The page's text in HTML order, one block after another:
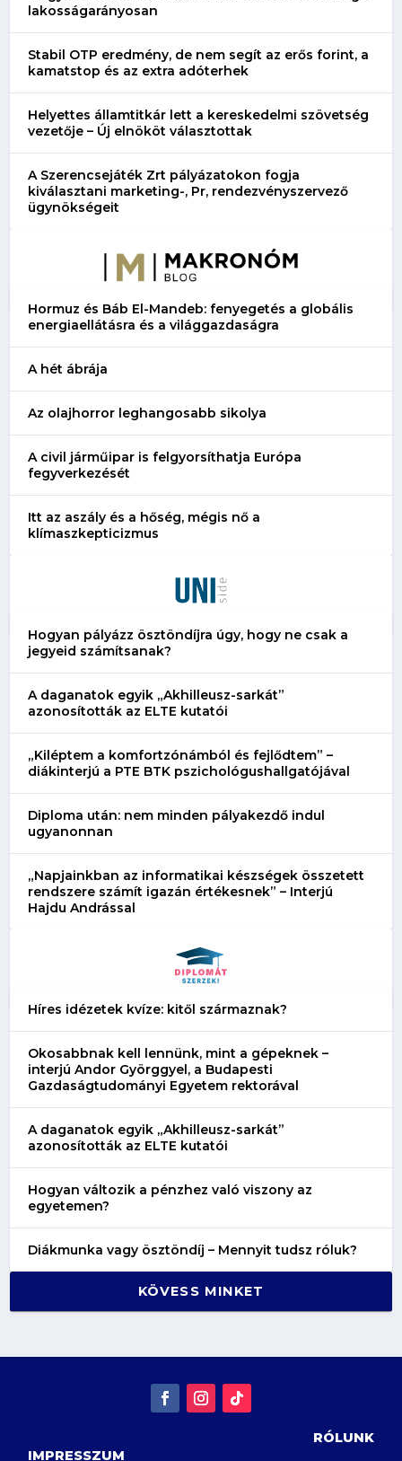
lakosságarányosan
Stabil OTP eredmény, de nem segít az erős forint, a
kamatstop és az extra adóterhek
Helyettes államtitkár lett a kereskedelmi szövetség
vezetője – Új elnököt választottak
A Szerencsejáték Zrt pályázatokon fogja
kiválasztani marketing-, Pr, rendezvényszervező
ügynökségeit
Hormuz és Báb El-Mandeb: fenyegetés a globális
energiaellátásra és a világgazdaságra
A hét ábrája
Az olajhorror leghangosabb sikolya
A civil járműipar is felgyorsíthatja Európa
fegyverkezését
Itt az aszály és a hőség, mégis nő a
klímaszkepticizmus
Hogyan pályázz ösztöndíjra úgy, hogy ne csak a
jegyeid számítsanak?
A daganatok egyik „Akhilleusz-sarkát”
azonosították az ELTE kutatói
„Kiléptem a komfortzónámból és fejlődtem” –
diákinterjú a PTE BTK pszichológushallgatójával
Diploma után: nem minden pályakezdő indul
ugyanonnan
„Napjainkban az informatikai készségek összetett
rendszere számít igazán értékesnek” – Interjú
Hajdu Andrással
Híres idézetek kvíze: kitől származnak?
Okosabbnak kell lennünk, mint a gépeknek –
interjú Andor Györggyel, a Budapesti
Gazdaságtudományi Egyetem rektorával
A daganatok egyik „Akhilleusz-sarkát”
azonosították az ELTE kutatói
Hogyan változik a pénzhez való viszony az
egyetemen?
Diákmunka vagy ösztöndíj – Mennyit tudsz róluk?
KÖVESS MINKET
RÓLUNK
IMPRESSZUM